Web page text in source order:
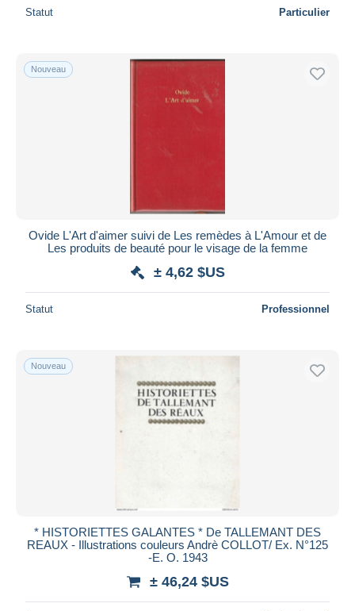
Statut Particulier
Nouveau
Ovide L'Art d'aimer suivi de Les remèdes à L'Amour et de
Les produits de beauté pour le visage de la femme
± 4,62 $US
Statut Professionnel
Nouveau
* HISTORIETTES GALANTES * De TALLEMANT DES
REAUX - Illustrations couleurs Andrè COLLOT/ Ex. N°125
-E. O. 1943
± 46,24 $US